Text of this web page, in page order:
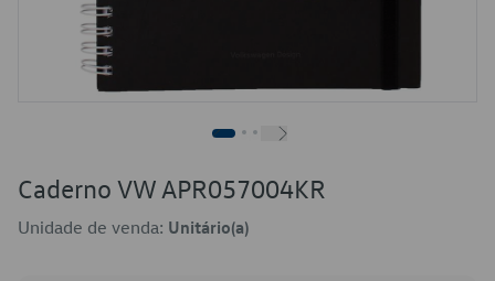
Caderno VW APR057004KR
Unidade de venda: Unitário(a)